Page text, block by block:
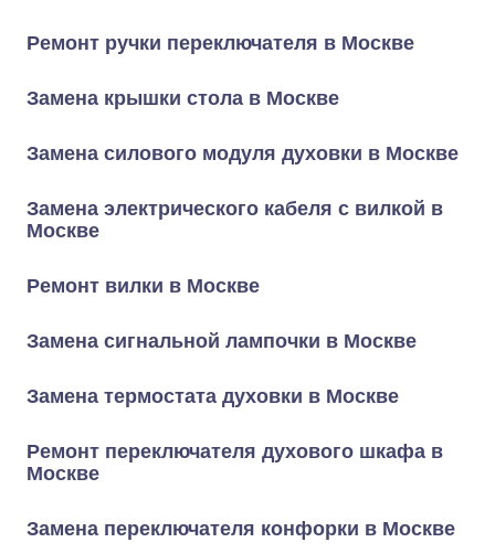
Ремонт ручки переключателя в Москве
Замена крышки стола в Москве
Замена силового модуля духовки в Москве
Замена электрического кабеля с вилкой в
Москве
Ремонт вилки в Москве
Замена сигнальной лампочки в Москве
Замена термостата духовки в Москве
Ремонт переключателя духового шкафа в
Москве
Замена переключателя конфорки в Москве